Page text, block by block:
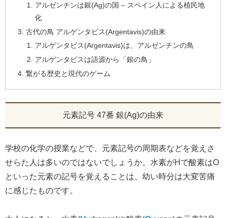
アルゼンチンは銀(Ag)の国 – スペイン人による植民地
化
古代の鳥 アルゲンタビス(Argentavis)の由来
アルゲンタビス(Argentavis)は、アルゼンチンの鳥
アルゲンタビスは語源から「銀の鳥」
繋がる歴史と現代のゲーム
元素記号 47番 銀(Ag)の由来
学校の化学の授業などで、元素記号の周期表などを覚えさ
せらた人は多いのではないでしょうか。水素がHで酸素はO
といった元素の記号を覚えることは、幼い時分は大変苦痛
に感じたものです。